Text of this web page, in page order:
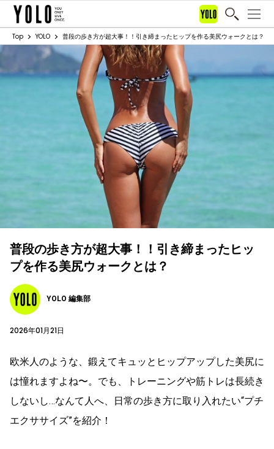
Top YOLO 普段の歩き方が超大事！！引き締まったヒップを作る美尻ウォークとは？
普段の歩き方が超大事！！引き締まったヒッ
プを作る美尻ウォークとは？
YOLO 編集部
2026年01月21日
欧米人のような、鍛えてキュッとヒップアップした美尻に
は憧れますよね〜。でも、トレーニングや筋トレは長続き
しないし…なんて人へ、日常の歩き方に取り入れたい“プチ
エクササイズ”を紹介！